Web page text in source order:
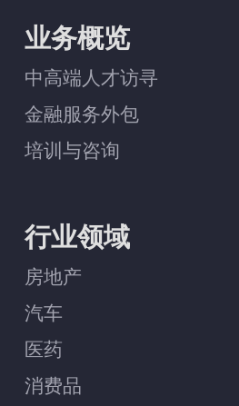
业务概览
中高端人才访寻
金融服务外包
培训与咨询
行业领域
房地产
汽车
医药
消费品